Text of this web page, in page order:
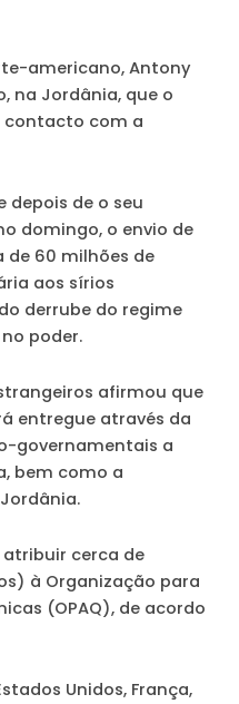
americano, Antony
na Jordânia, que o
contacto com a
depois de o seu
domingo, o envio de
de 60 milhões de
aos sírios
derrube do regime
poder.
afirmou que
entregue através da
governamentais a
bem como a
atribuir cerca de
à Organização para
(OPAQ), de acordo
Unidos, França,